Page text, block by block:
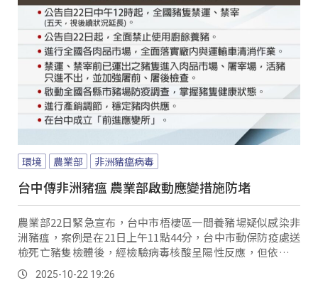
環境 農業部 非洲豬瘟病毒
台中傳非洲豬瘟 農業部啟動應變措施防堵
農業部22日緊急宣布，台中市梧棲區一間養豬場疑似感染非
洲豬瘟，案例是在21日上午11點44分，台中市動保防疫處送
檢死亡豬隻檢體後，經檢驗病毒核酸呈陽性反應，但依世界
動物衛生組織規定，仍需等待病毒殊分離結果才能確認確
診；不過農業部已經以最高規格嚴陣以待，全力防堵疫情擴
2025-10-22 19:26